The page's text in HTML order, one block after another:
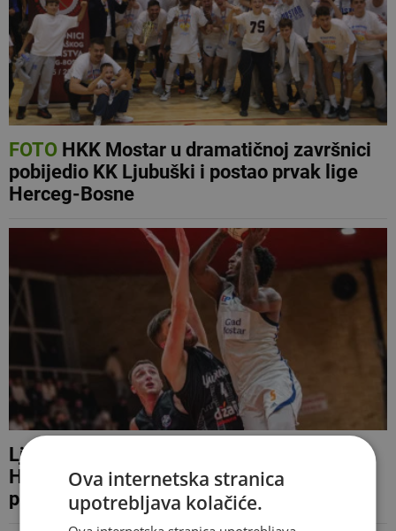
FOTOHKK Mostar u dramatičnoj završnici
pobijedio KK Ljubuški i postao prvak lige
Herceg-Bosne
Ljubuški večeras može osvojiti titulu KS
Herceg-Bosne, Mostar traži izjednačenje
pred svojim navijačima
Ova internetska stranica
upotrebljava kolačiće.